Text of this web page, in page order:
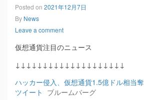
Posted on 2021年12月7日
By News
Leave a comment
仮想通貨注目のニュース
↓↓↓↓↓↓↓↓↓↓↓↓↓↓↓↓↓↓↓↓
ハッカー侵入、仮想通貨1.5億ドル相当
ツイート ブルームバーグ